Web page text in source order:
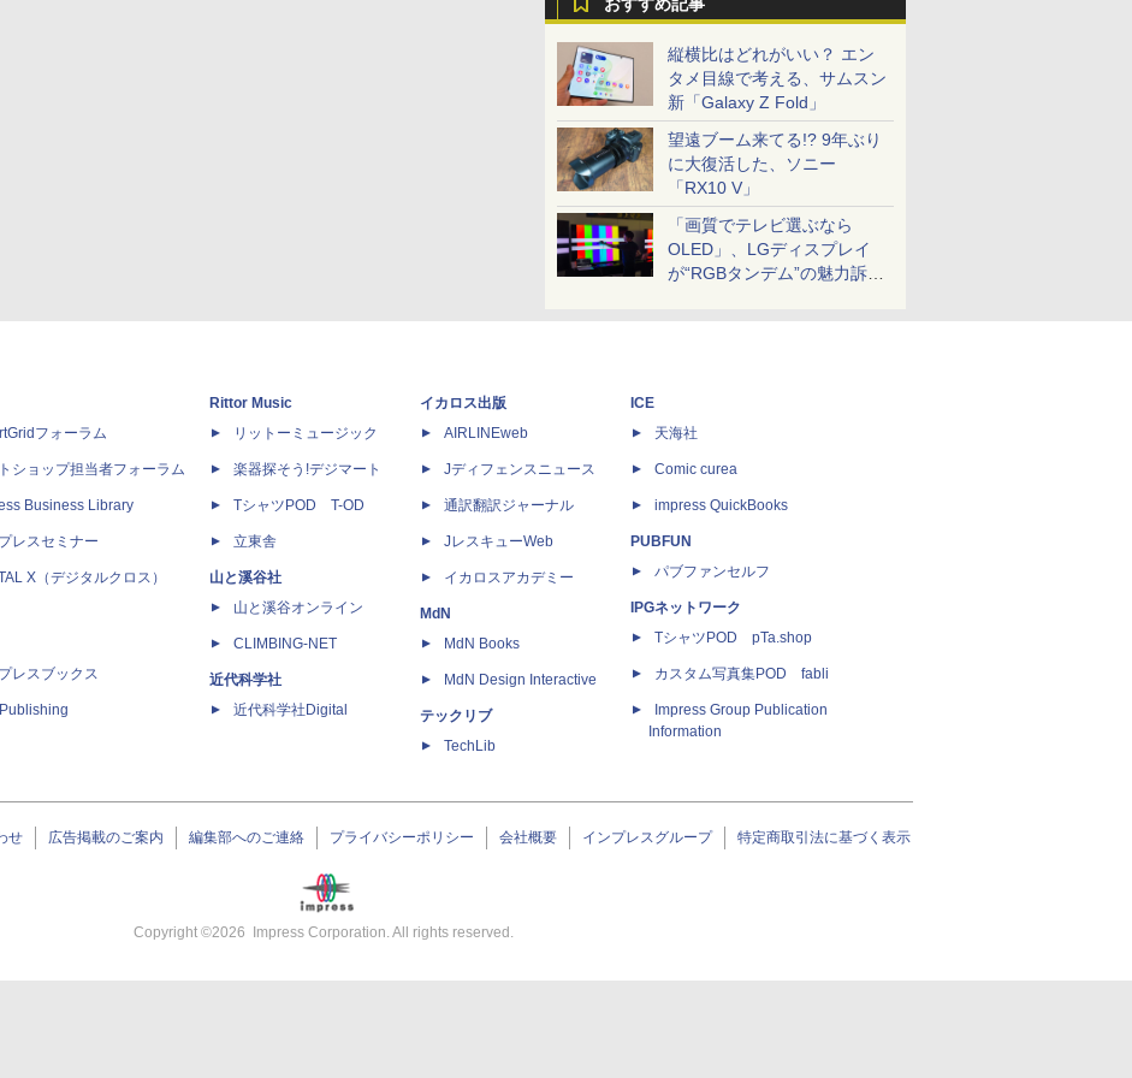
縦横比はどれがいい？ エン
タメ目線で考える、サムスン
新「Galaxy Z Fold」
望遠ブーム来てる!? 9年ぶり
に大復活した、ソニー
「RX10 V」
「画質でテレビ選ぶなら
OLED」、LGディスプレイ
が“RGBタンデム”の魅力訴
フォーラム
ショップ担当者フォーラム
Business Library
レスセミナー
X（デジタルクロス）
レスブックス
Rittor Music
リットーミュージック
楽器探そう!デジマート
TシャツPOD T-OD
立東舎
山と溪谷社
山と溪谷オンライン
CLIMBING-NET
近代科学社
近代科学社Digital
イカロス出版
AIRLINEweb
Jディフェンスニュース
通訳翻訳ジャーナル
JレスキューWeb
イカロスアカデミー
MdN
MdN Books
MdN Design Interactive
テックリブ
TechLib
ICE
天海社
Comic curea
impress QuickBooks
PUBFUN
パブファンセルフ
IPGネットワーク
TシャツPOD pTa.shop
カスタム写真集POD fabli
Impress Group Publication
Information
せ 広告掲載のご案内 編集部へのご連絡 プライバシーポリシー 会社概要 インプレスグループ 特定商取引法に基づく表示
Copyright ©2026 Impress Corporation. All rights reserved.